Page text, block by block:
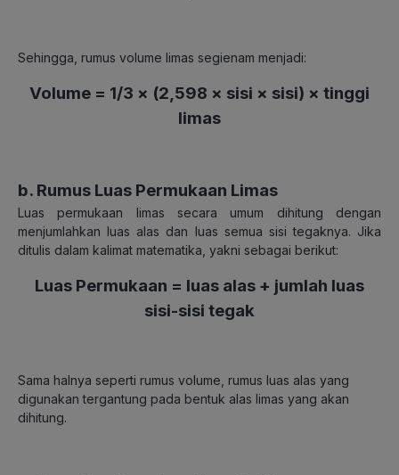
Sehingga, rumus volume limas segienam menjadi:
Volume = 1/3 × (2,598 × sisi × sisi) × tinggi
limas
b. Rumus Luas Permukaan Limas
Luas permukaan limas secara umum dihitung dengan
menjumlahkan luas alas dan luas semua sisi tegaknya. Jika
ditulis dalam kalimat matematika, yakni sebagai berikut:
Luas Permukaan = luas alas + jumlah luas
sisi-sisi tegak
Sama halnya seperti rumus volume, rumus luas alas yang
digunakan tergantung pada bentuk alas limas yang akan
dihitung.